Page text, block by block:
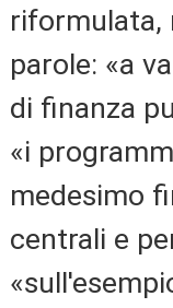
riformulata,
parole: «a
di finanza
«i
medesimo
centrali e